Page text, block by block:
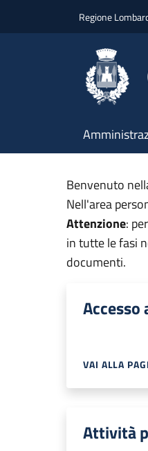
Regione
Benvenuto
Nell'area
Attenzione:
in tutte le fasi
documenti.
VAI ALLA
Attività